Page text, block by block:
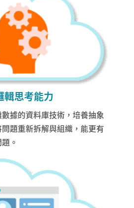
輯思考能力
據的資料庫技術，培養抽象
題重新拆解與組織，能更有
。